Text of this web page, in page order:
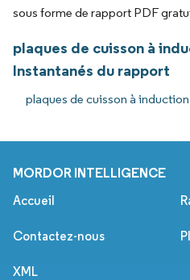
sous forme de rapport PDF
plaques de cuisson à
Instantanés du rapport
plaques de cuisson à
MORDOR INTELLIGENCE
Accueil
Contactez-nous
XML